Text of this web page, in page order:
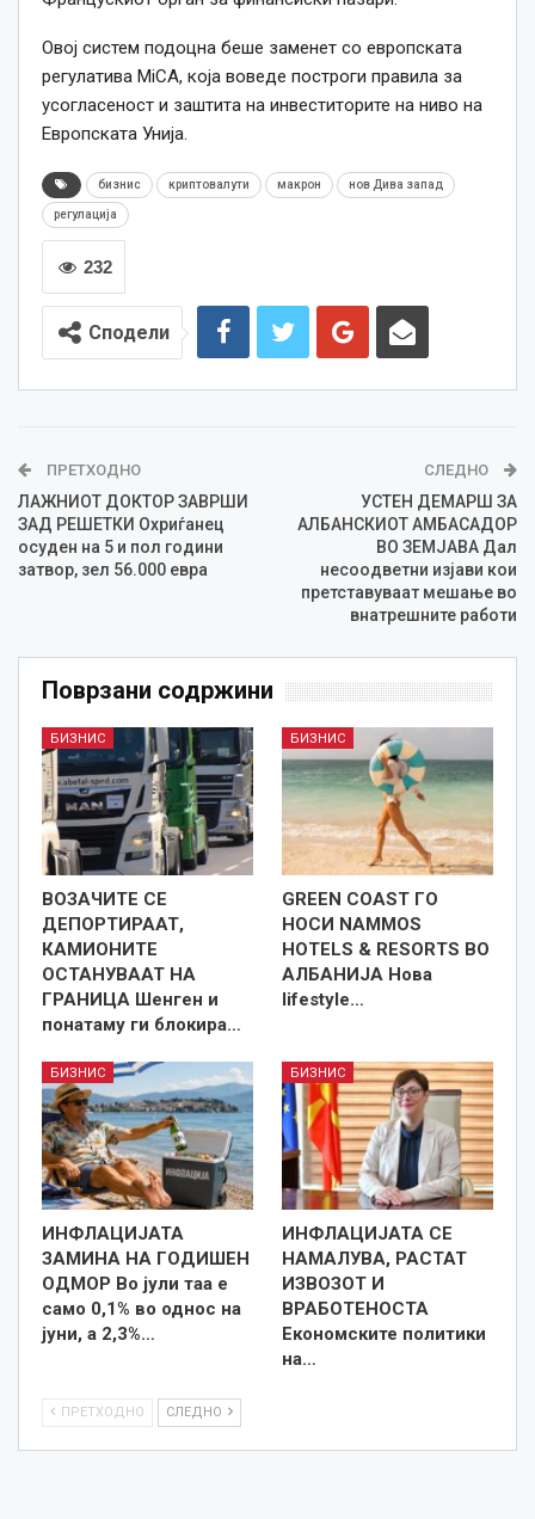
Овој систем подоцна беше заменет со европската
регулатива MiCA, која воведе построги правила за
усогласеност и заштита на инвеститорите на ниво на
Европската Унија.
бизнис криптовалути макрон нов Дива запад
регулација
232
Сподели
ПРЕТХОДНО
ЛАЖНИОТ ДОКТОР ЗАВРШИ
ЗАД РЕШЕТКИ Охриѓанец
осуден на 5 и пол години
затвор, зел 56.000 евра
СЛЕДНО
УСТЕН ДЕМАРШ ЗА
АЛБАНСКИОТ АМБАСАДОР
ВО ЗЕМЈАВА Дал
несоодветни изјави кои
претставуваат мешање во
внатрешните работи
Поврзани содржини
БИЗНИС
ВОЗАЧИТЕ СЕ
ДЕПОРТИРААТ,
КАМИОНИТЕ
ОСТАНУВААТ НА
ГРАНИЦА Шенген и
понатаму ги блокира…
БИЗНИС
GREEN COAST ГО
НОСИ NAMMOS
HOTELS & RESORTS ВО
АЛБАНИЈА Нова
lifestyle…
БИЗНИС
ИНФЛАЦИЈАТА
ЗАМИНА НА ГОДИШЕН
ОДМОР Во јули таа е
само 0,1% во однос на
јуни, а 2,3%…
БИЗНИС
ИНФЛАЦИЈАТА СЕ
НАМАЛУВА, РАСТАТ
ИЗВОЗОТ И
ВРАБОТЕНОСТА
Економските политики
на…
ПРЕТХОДНО СЛЕДНО